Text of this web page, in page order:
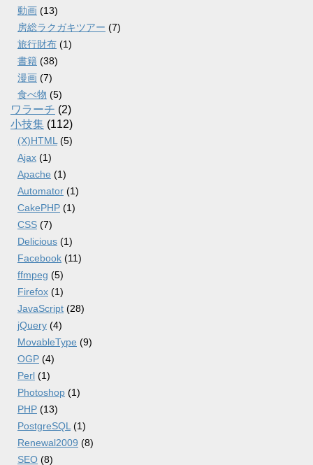
動画 (13)
房総ラクガキツアー (7)
旅行財布 (1)
書籍 (38)
漫画 (7)
食べ物 (5)
ワラーチ (2)
小技集 (112)
(X)HTML (5)
Ajax (1)
Apache (1)
Automator (1)
CakePHP (1)
CSS (7)
Delicious (1)
Facebook (11)
ffmpeg (5)
Firefox (1)
JavaScript (28)
jQuery (4)
MovableType (9)
OGP (4)
Perl (1)
Photoshop (1)
PHP (13)
PostgreSQL (1)
Renewal2009 (8)
SEO (8)